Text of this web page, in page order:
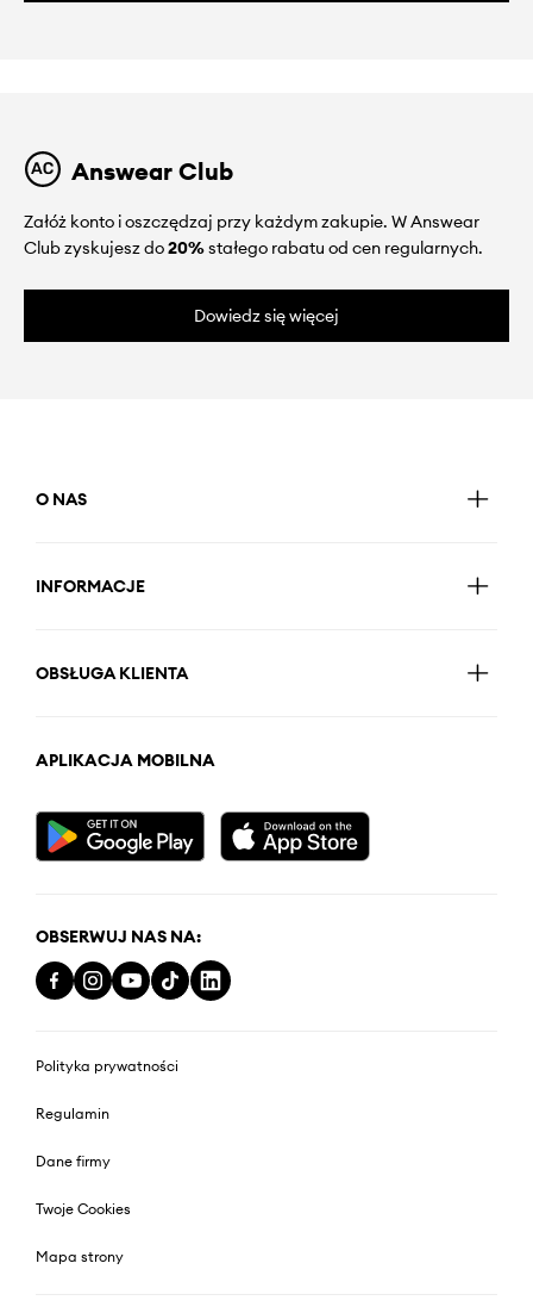
Answear Club
Załóż konto i oszczędzaj przy każdym zakupie. W Answear
Club zyskujesz do20%stałego rabatu od cen regularnych.
Dowiedz się więcej
O NAS
INFORMACJE
OBSŁUGA KLIENTA
APLIKACJA MOBILNA
OBSERWUJ NAS NA:
Polityka prywatności
Regulamin
Dane firmy
Twoje Cookies
Mapa strony